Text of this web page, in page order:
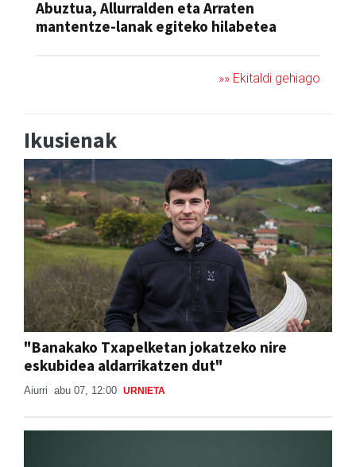
Abuztua, Allurralden eta Arraten
mantentze-lanak egiteko hilabetea
»» Ekitaldi gehiago
Ikusienak
"Banakako Txapelketan jokatzeko nire
eskubidea aldarrikatzen dut"
Aiurri abu 07, 12:00 URNIETA